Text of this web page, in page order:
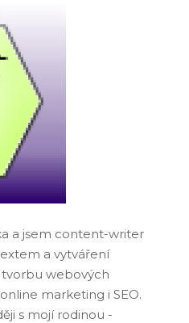
a jsem content-writer
a vytváření
tvorbu webových
marketing i SEO.
s mojí rodinou -